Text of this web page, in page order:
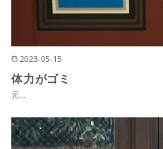
2023-05-15
体力がゴミ
元…